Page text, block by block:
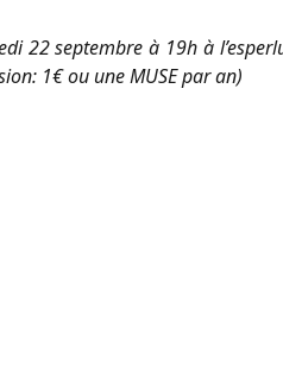
22 septembre à 19h à
1€ ou une MUSE par an)